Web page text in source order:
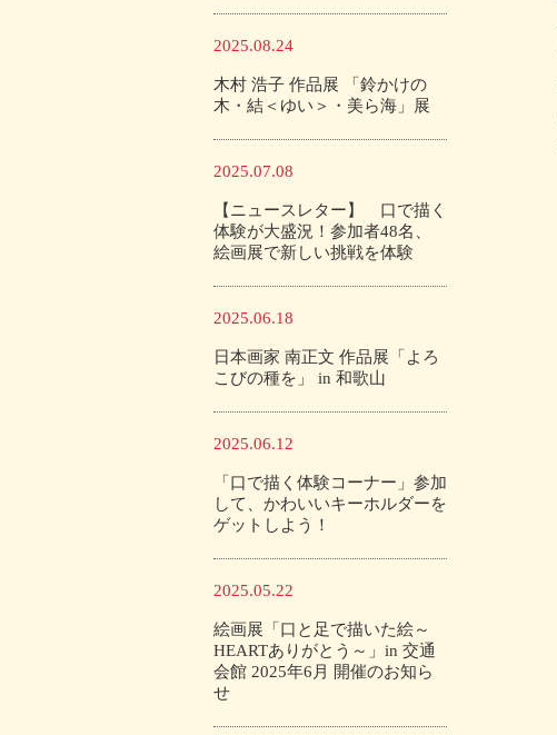
2025.08.24
木村 浩子 作品展 「鈴かけの
木・結＜ゆい＞・美ら海」展
2025.07.08
【ニュースレター】 口で描く
体験が大盛況！参加者48名、
絵画展で新しい挑戦を体験
2025.06.18
日本画家 南正文 作品展「よろ
こびの種を」 in 和歌山
2025.06.12
「口で描く体験コーナー」参加
して、かわいいキーホルダーを
ゲットしよう！
2025.05.22
絵画展「口と足で描いた絵～
HEARTありがとう～」in 交通
会館 2025年6月 開催のお知ら
せ